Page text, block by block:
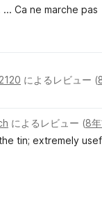
... Ca ne marche pas
によるレビュー (
によるレビュー (8
tin; extremely